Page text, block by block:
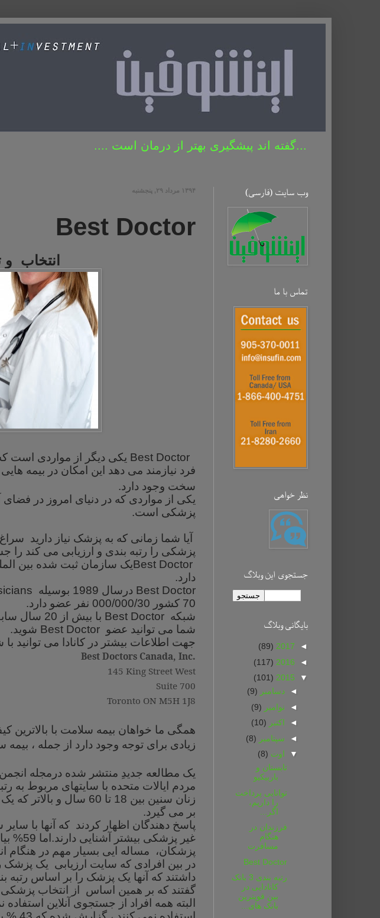
...گفته اند پیشگیری بهتر از درمان است ....
۱۳۹۴ مرداد ۲۹, پنجشنبه
Best Doctor
انتخاب
Best Doctor یکی دیگر از مواردی است
فرد نیازمند می دهد این امکان در بیمه
سخت وجود دارد.
یکی از مواردی که در دنیای امروز در
پزشکی است.
آیا شما زمانی که به پزشک نیاز دارید
پزشکی را رتبه بندی و ارزیابی می کند را
Best Doctorیک سازمان ثبت شده بین
دارد.
Best Doctor درسال 1989 بوسیله
70 کشور 000/000/30 نفر عضو دارد.
شبکه Best Doctor با بیش از 20 سال سابقه
شما می توانید عضو Best Doctor شوید.
جهت اطلاعات بیشتر در کانادا می توانید با
Best Doctors Canada, Inc.
145 King Street West
Suite 700
Toronto ON M5H 1J8
همگی ما خواهان بیمه سلامت با
زیادی برای توجه وجود دارد از جمله ،
یک مطالعه جدیدِ منتشر شده درمجله
مردم ایالات متحده با سایتهای مربوط به
زنان سنین بین 18 تا 60 سال و بالاتر که یک پرسشنامه آنلاین
بر می گیرد.
پاسخ دهندگان اظهار کردند که آنها با
غیر
پزشکان، مسا له ایی بسیار مهم در
گفتند که بر همین اساس از انتخاب پزشکی
البته همه افراد از جستجوی آنلاین
وب سایت (فارسی)
تماس با ما
نظر خواهی‌
جستجوی این وبلاگ
بايگانی وبلاگ
◄
2017
(89)
◄
2016
(117)
▼
2015
(101)
◄ دسامبر (9)
◄ نوامبر (9)
◄
اکتبر (10)
◄ سپتامبر (8)
▼
اوت (8)
تابستان و
باربیکیو
توانایی پرداخت
را داریم،
اگر...
فرزندان در
هنگام
مسافرت
Best Doctor
رتبه بندی 3 بانک
کانادایی در
بین قویترین
بانک های...